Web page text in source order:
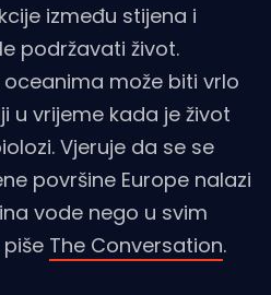
između stijena i
podržavati život.
može biti vrlo
u vrijeme kada je život
Vjeruje da se se
površine Europe nalazi
vode nego u svim
The Conversation.